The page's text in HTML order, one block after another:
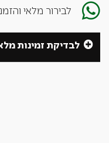
לבירור מלאי
לבדיקת זמינות